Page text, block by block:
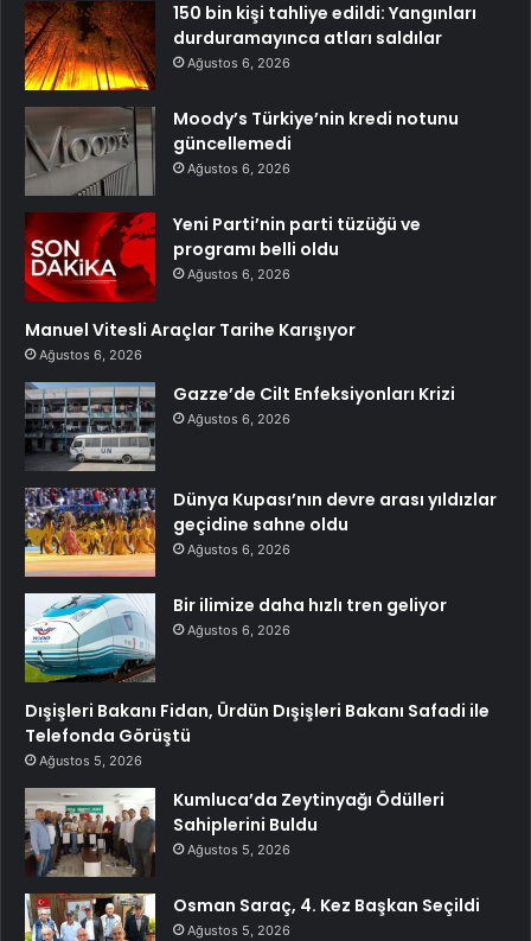
150 bin kişi tahliye edildi: Yangınları
durduramayınca atları saldılar
Ağustos 6, 2026
Moody’s Türkiye’nin kredi notunu
güncellemedi
Ağustos 6, 2026
Yeni Parti’nin parti tüzüğü ve
programı belli oldu
Ağustos 6, 2026
Manuel Vitesli Araçlar Tarihe Karışıyor
Ağustos 6, 2026
Gazze’de Cilt Enfeksiyonları Krizi
Ağustos 6, 2026
Dünya Kupası’nın devre arası yıldızlar
geçidine sahne oldu
Ağustos 6, 2026
Bir ilimize daha hızlı tren geliyor
Ağustos 6, 2026
Dışişleri Bakanı Fidan, Ürdün Dışişleri Bakanı Safadi ile
Telefonda Görüştü
Ağustos 5, 2026
Kumluca’da Zeytinyağı Ödülleri
Sahiplerini Buldu
Ağustos 5, 2026
Osman Saraç, 4. Kez Başkan Seçildi
Ağustos 5, 2026